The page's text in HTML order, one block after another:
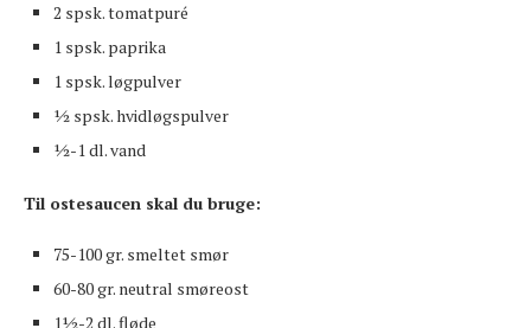
2 spsk. tomatpuré
1 spsk. paprika
1 spsk. løgpulver
½ spsk. hvidløgspulver
½-1 dl. vand
Til ostesaucen skal du bruge:
75-100 gr. smeltet smør
60-80 gr. neutral smøreost
1½-2 dl. fløde